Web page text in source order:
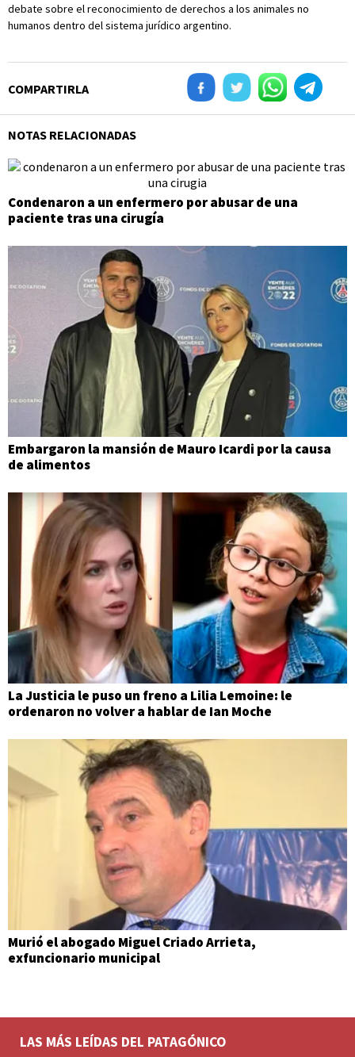
debate sobre el reconocimiento de derechos a los animales no
humanos dentro del sistema jurídico argentino.
COMPARTIRLA
NOTAS RELACIONADAS
Condenaron a un enfermero por abusar de una
paciente tras una cirugía
Embargaron la mansión de Mauro Icardi por la causa
de alimentos
La Justicia le puso un freno a Lilia Lemoine: le
ordenaron no volver a hablar de Ian Moche
Murió el abogado Miguel Criado Arrieta,
exfuncionario municipal
LAS MÁS LEÍDAS DEL PATAGÓNICO